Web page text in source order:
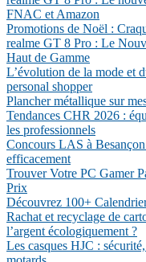
FNAC et Amazon
Promotions de Noël :
realme GT 8 Pro : Le
Haut de Gamme
L’évolution de la mode et
personal shopper
Plancher métallique sur
Tendances CHR 2026 :
les professionnels
Concours LAS à
efficacement
Trouver Votre PC Gamer
Prix
Découvrez 100+
Rachat et recyclage de
l’argent écologiquement ?
Les casques HJC :